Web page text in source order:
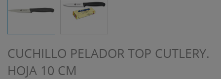
CUCHILLO PELADOR TOP CUTLERY.
HOJA 10 CM